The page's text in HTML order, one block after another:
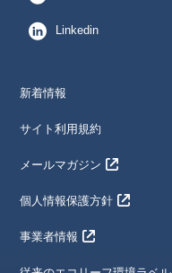
Linkedin
新着情報
サイト利用規約
メールマガジン
個人情報保護方針
事業者情報